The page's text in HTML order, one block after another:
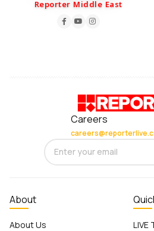
Reporter Middle East
Careers
About
About Us
LIVE